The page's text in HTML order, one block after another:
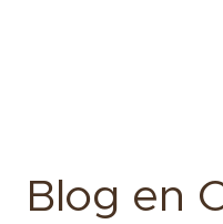
Blog en